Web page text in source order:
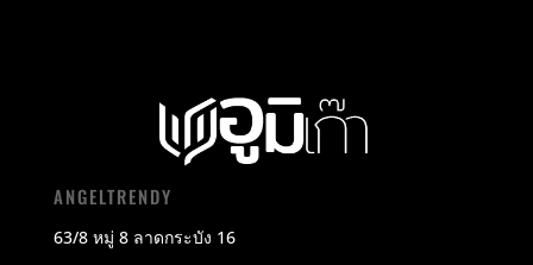
ANGELTRENDY
63/8 หมู่ 8 ลาดกระบัง 16